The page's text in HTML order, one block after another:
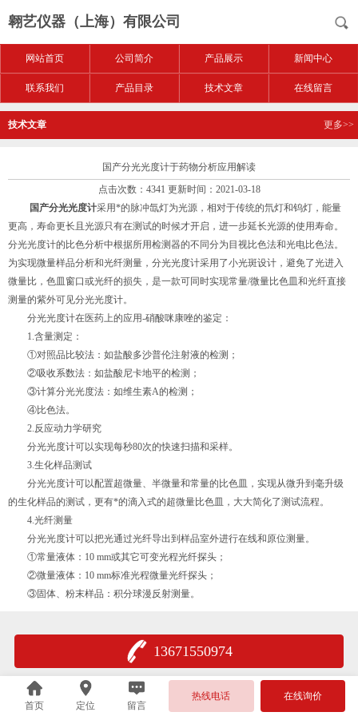
翱艺仪器（上海）有限公司
网站首页 公司简介 产品展示 新闻中心
联系我们 产品目录 技术文章 在线留言
技术文章 更多>>
国产分光光度计于药物分析应用解读
点击次数：4341 更新时间：2021-03-18
国产分光光度计采用*的脉冲氙灯为光源，相对于传统的氘灯和钨灯，能量
更高，寿命更长且光源只有在测试的时候才开启，进一步延长光源的使用寿命。
分光光度计的比色分析中根据所用检测器的不同分为目视比色法和光电比色法。
为实现微量样品分析和光纤测量，分光光度计采用了小光斑设计，避免了光进入
微量比，色皿窗口或光纤的损失，是一款可同时实现常量/微量比色皿和光纤直接
测量的紫外可见分光光度计。
分光光度计在医药上的应用-硝酸咪康唑的鉴定：
1.含量测定：
①对照品比较法：如盐酸多沙普伦注射液的检测；
②吸收系数法：如盐酸尼卡地平的检测；
③计算分光光度法：如维生素A的检测；
④比色法。
2.反应动力学研究
分光光度计可以实现每秒80次的快速扫描和采样。
3.生化样品测试
分光光度计可以配置超微量、半微量和常量的比色皿，实现从微升到毫升级
的生化样品的测试，更有*的滴入式的超微量比色皿，大大简化了测试流程。
4.光纤测量
分光光度计可以把光通过光纤导出到样品室外进行在线和原位测量。
①常量液体：10 mm或其它可变光程光纤探头；
②微量液体：10 mm标准光程微量光纤探头；
③固体、粉末样品：积分球漫反射测量。
13671550974
首页 定位 留言
热线电话 在线询价